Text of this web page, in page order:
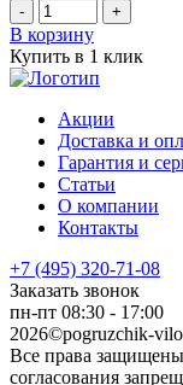
- +
В корзину
Купить в 1 клик
Акции
Доставка и
Гарантия и
Статьи
О компании
Контакты
+7 (495) 320-71-08
Заказать звонок
пн-пт 08:30 - 17:00
2026©pogruzchik-
Все права
согласования